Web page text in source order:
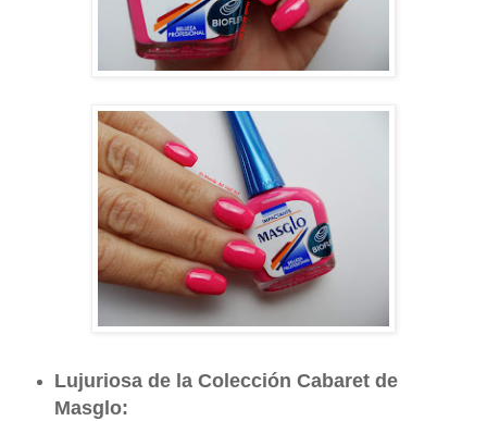
Lujuriosa de la Colección Cabaret de
Masglo: